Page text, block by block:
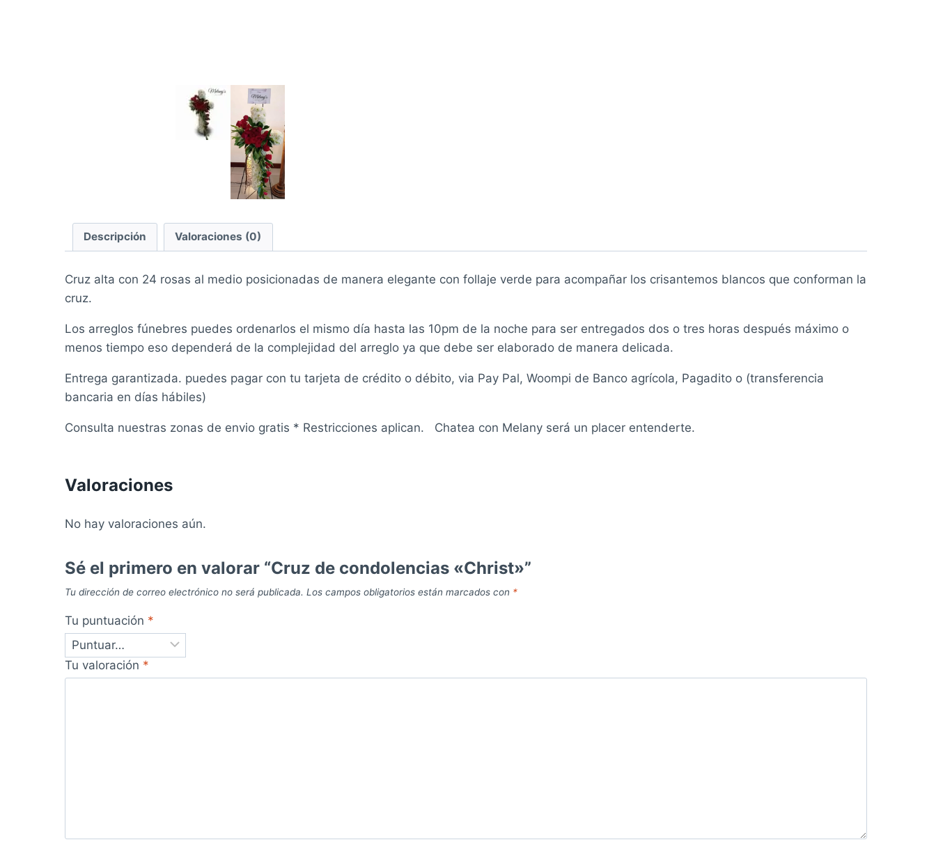
Descripción Valoraciones (0)
Cruz alta con 24 rosas al medio posicionadas de manera elegante con follaje verde para acompañar los crisantemos blancos que conforman la
cruz.
Los arreglos fúnebres puedes ordenarlos el mismo día hasta las 10pm de la noche para ser entregados dos o tres horas después máximo o
menos tiempo eso dependerá de la complejidad del arreglo ya que debe ser elaborado de manera delicada.
Entrega garantizada. puedes pagar con tu tarjeta de crédito o débito, via Pay Pal, Woompi de Banco agrícola, Pagadito o (transferencia
bancaria en días hábiles)
Consulta nuestras zonas de envio gratis * Restricciones aplican. Chatea con Melany será un placer entenderte.
Valoraciones
No hay valoraciones aún.
Sé el primero en valorar “Cruz de condolencias «Christ»”
Tu dirección de correo electrónico no será publicada. Los campos obligatorios están marcados con *
Tu puntuación *
Tu valoración *